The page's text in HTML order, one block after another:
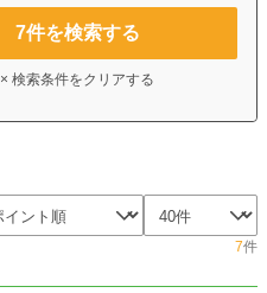
7件を検索する
× 検索条件をクリアする
7件